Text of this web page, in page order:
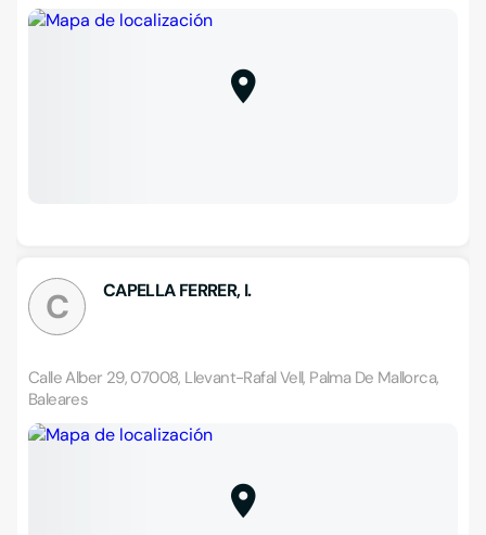
C CAPELLA FERRER, I.
Calle Alber 29, 07008, Llevant-Rafal Vell, Palma De Mallorca,
Baleares